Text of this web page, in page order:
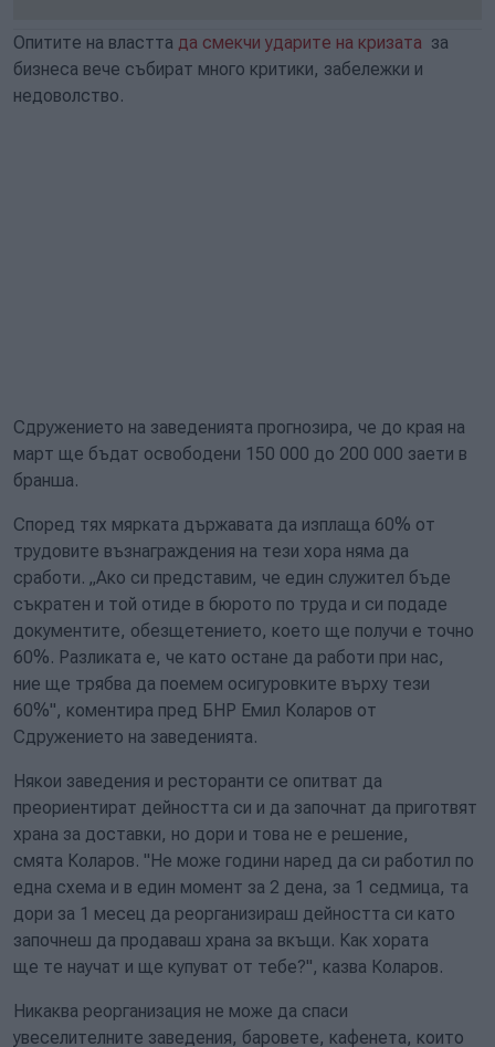
Опитите на властта да смекчи ударите на кризата за
бизнеса вече събират много критики, забележки и
недоволство.
Сдружението на заведенията прогнозира, че до края на
март ще бъдат освободени 150 000 до 200 000 заети в
бранша.
Според тях мярката държавата да изплаща 60% от
трудовите възнаграждения на тези хора няма да
сработи. „Ако си представим, че един служител бъде
съкратен и той отиде в бюрото по труда и си подаде
документите, обезщетението, което ще получи е точно
60%. Разликата е, че като остане да работи при нас,
ние ще трябва да поемем осигуровките върху тези
60%", коментира пред БНР Емил Коларов от
Сдружението на заведенията.
Някои заведения и ресторанти се опитват да
преориентират дейността си и да започнат да приготвят
храна за доставки, но дори и това не е решение,
смята Коларов. "Не може години наред да си работил по
една схема и в един момент за 2 дена, за 1 седмица, та
дори за 1 месец да реорганизираш дейността си като
започнеш да продаваш храна за вкъщи. Как хората
ще те научат и ще купуват от тебе?", казва Коларов.
Никаква реорганизация не може да спаси
увеселителните заведения, баровете, кафенета, които